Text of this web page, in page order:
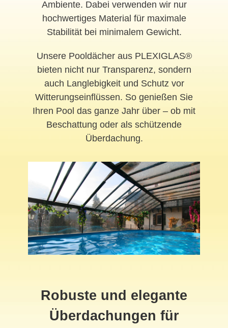
Ambiente. Dabei verwenden wir nur
hochwertiges Material für maximale
Stabilität bei minimalem Gewicht.
Unsere Pooldächer aus PLEXIGLAS®
bieten nicht nur Transparenz, sondern
auch Langlebigkeit und Schutz vor
Witterungseinflüssen. So genießen Sie
Ihren Pool das ganze Jahr über – ob mit
Beschattung oder als schützende
Überdachung.
Robuste und elegante
Überdachungen für